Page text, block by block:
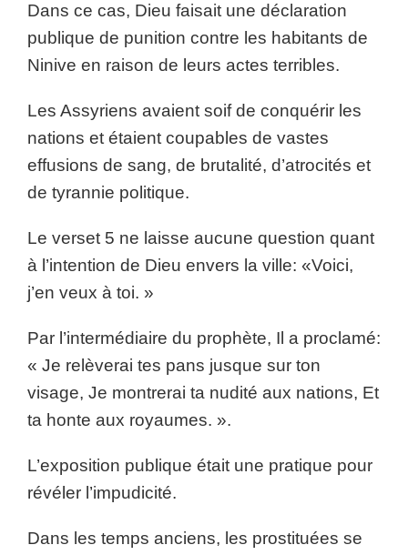
Dans ce cas, Dieu faisait une déclaration
publique de punition contre les habitants de
Ninive en raison de leurs actes terribles.
Les Assyriens avaient soif de conquérir les
nations et étaient coupables de vastes
effusions de sang, de brutalité, d’atrocités et
de tyrannie politique.
Le verset 5 ne laisse aucune question quant
à l’intention de Dieu envers la ville: «Voici,
j’en veux à toi. »
Par l’intermédiaire du prophète, Il a proclamé:
« Je relèverai tes pans jusque sur ton
visage, Je montrerai ta nudité aux nations, Et
ta honte aux royaumes. ».
L’exposition publique était une pratique pour
révéler l’impudicité.
Dans les temps anciens, les prostituées se